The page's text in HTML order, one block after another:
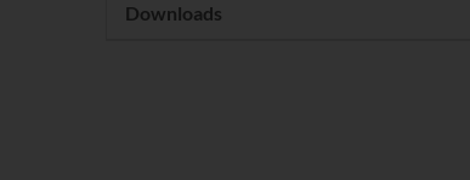
Downloads